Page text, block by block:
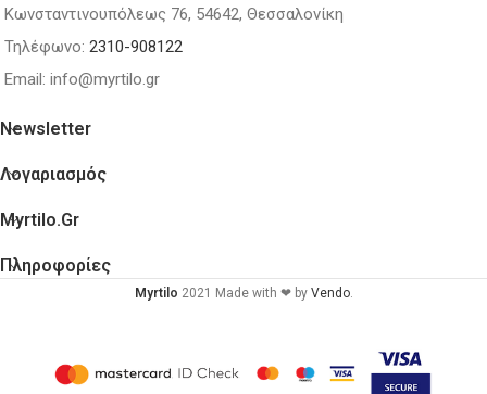
Κωνσταντινουπόλεως 76, 54642, Θεσσαλονίκη
Τηλέφωνο: 2310-908122
Email: info@myrtilo.gr
Newsletter
Λογαριασμός
Myrtilo.gr
Πληροφορίες
Myrtilo 2021 Made with ❤ by Vendo.